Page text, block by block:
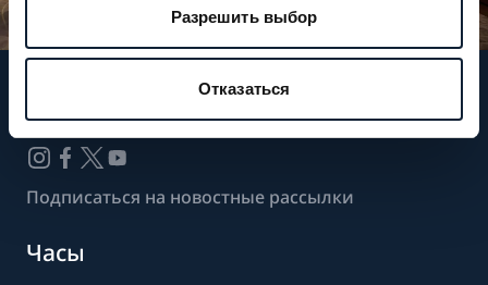
Разрешить выбор
Отказаться
Следите за нашими новостями
Подписаться на новостные рассылки
Часы